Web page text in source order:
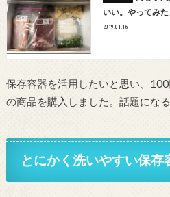
いい。やってみ
2019.01.16
保存容器を活用したいと思い、
の商品を購入しました。話題にな
とにかく洗いやすい保存